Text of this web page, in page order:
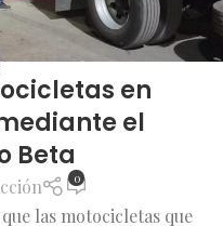
en
el
Beta
0
las motocicletas que